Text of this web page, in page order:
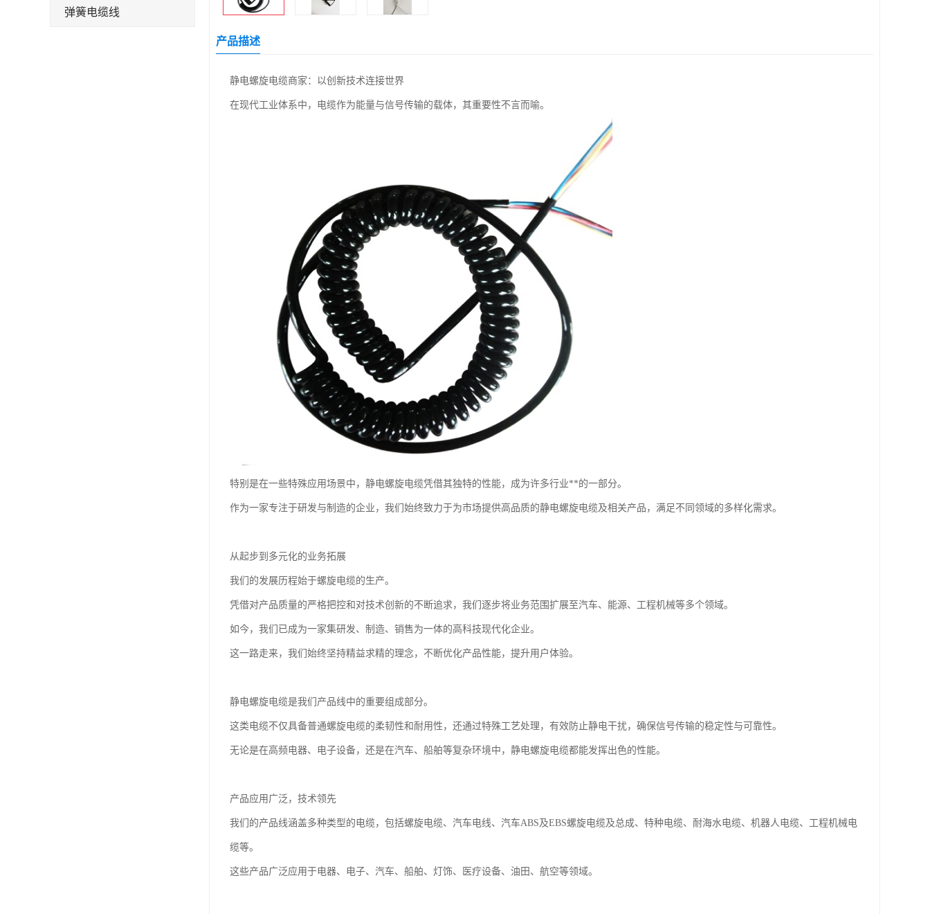
弹簧电缆线
产品描述
静电螺旋电缆商家：以创新技术连接世界
在现代工业体系中，电缆作为能量与信号传输的载体，其重要性不言而喻。
特别是在一些特殊应用场景中，静电螺旋电缆凭借其独特的性能，成为许多行业**的一部分。
作为一家专注于研发与制造的企业，我们始终致力于为市场提供高品质的静电螺旋电缆及相关产品，满足不同领域的多样化需求。
从起步到多元化的业务拓展
我们的发展历程始于螺旋电缆的生产。
凭借对产品质量的严格把控和对技术创新的不断追求，我们逐步将业务范围扩展至汽车、能源、工程机械等多个领域。
如今，我们已成为一家集研发、制造、销售为一体的高科技现代化企业。
这一路走来，我们始终坚持精益求精的理念，不断优化产品性能，提升用户体验。
静电螺旋电缆是我们产品线中的重要组成部分。
这类电缆不仅具备普通螺旋电缆的柔韧性和耐用性，还通过特殊工艺处理，有效防止静电干扰，确保信号传输的稳定性与可靠性。
无论是在高频电器、电子设备，还是在汽车、船舶等复杂环境中，静电螺旋电缆都能发挥出色的性能。
产品应用广泛，技术领先
我们的产品线涵盖多种类型的电缆，包括螺旋电缆、汽车电线、汽车ABS及EBS螺旋电缆及总成、特种电缆、耐海水电缆、机器人电缆、工程机械电
缆等。
这些产品广泛应用于电器、电子、汽车、船舶、灯饰、医疗设备、油田、航空等领域。